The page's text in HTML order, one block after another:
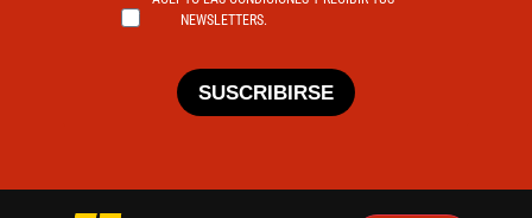
NEWSLETTERS.
SUSCRIBIRSE